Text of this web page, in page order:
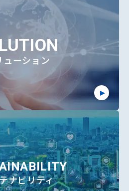
ューション
ナビリティ